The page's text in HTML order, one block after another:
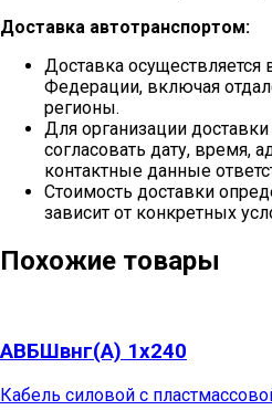
Доставка автотранспортом:
Доставка
Федерации, включая
регионы.
Для организации
согласовать дату, время,
контактные данные
Стоимость доставки
зависит от конкретных
Похожие товары
АВБШвнг(А) 1х240
Кабель силовой с